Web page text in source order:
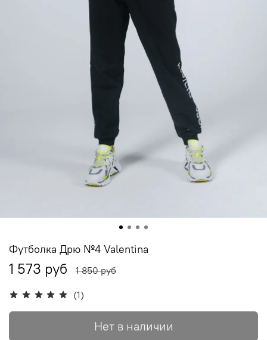
(1)
Футболка Дрю №4 Valentina
1 573 руб 1 850 руб
Нет в наличии